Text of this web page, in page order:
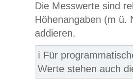
Die Messwerte sind
Höhenangaben (m ü.
addieren.
ℹ️ Für
Werte stehen auch